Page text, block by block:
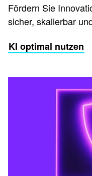
Fördern Sie
sicher, skalierbar
KI optimal nutzen